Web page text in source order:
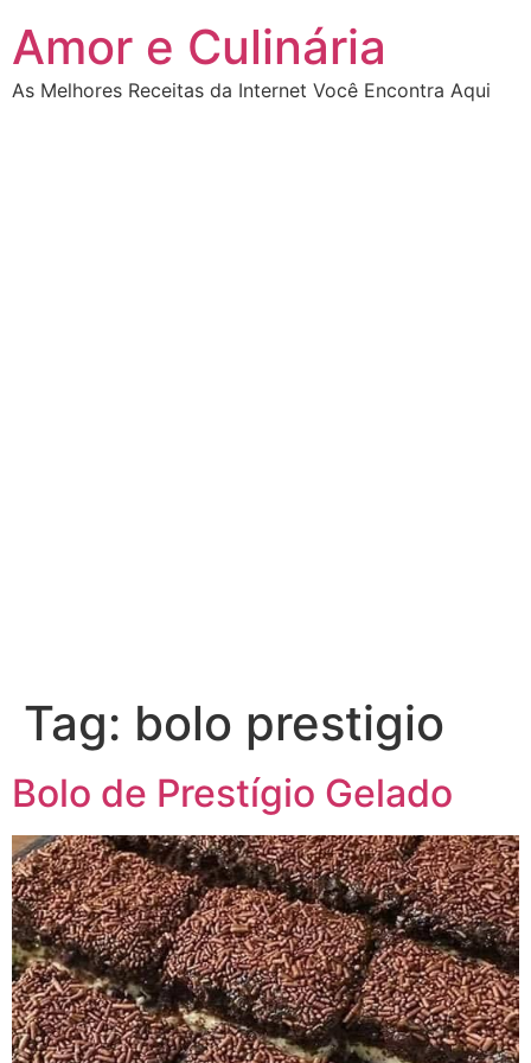
para
conteúdo
Amor e Culinária
As Melhores Receitas da Internet Você Encontra Aqui
Tag: bolo prestigio
Bolo de Prestígio Gelado